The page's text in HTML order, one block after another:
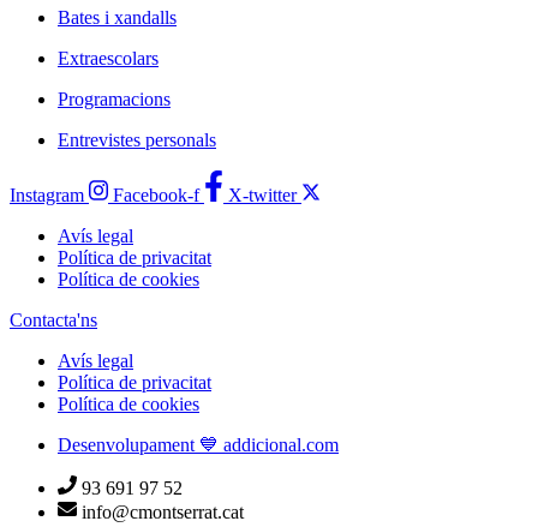
Bates i xandalls
Extraescolars
Programacions
Entrevistes personals
Instagram Facebook-f
X-twitter
Avís legal
Política de privacitat
Política de cookies
Contacta'ns
Avís legal
Política de privacitat
Política de cookies
Desenvolupament 💙 addicional.com
93 691 97 52
info@cmontserrat.cat